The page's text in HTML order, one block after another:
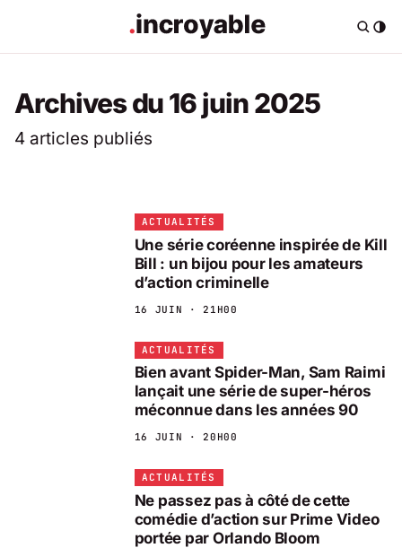
Archives du 16 juin 2025
4 articles publiés
ACTUALITÉS
Une série coréenne inspirée de Kill
Bill : un bijou pour les amateurs
d’action criminelle
16 JUIN · 21H00
ACTUALITÉS
Bien avant Spider-Man, Sam Raimi
lançait une série de super-héros
méconnue dans les années 90
16 JUIN · 20H00
ACTUALITÉS
Ne passez pas à côté de cette
comédie d’action sur Prime Video
portée par Orlando Bloom